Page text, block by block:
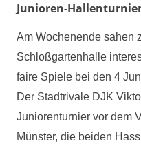
Junioren-
Am Wochenende sahen
Schloßgartenhalle
faire Spiele bei den 4
Der Stadtrivale DJK
Juniorenturnier vor dem
Münster, die beiden